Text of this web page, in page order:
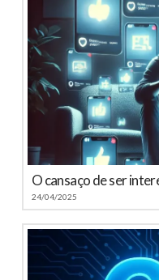
O cansaço de ser
24/04/2025